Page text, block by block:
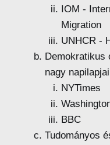
IOM -
Migration
UNHCR -
Demokratikus
nagy
NYTimes
BBC
Tudományos